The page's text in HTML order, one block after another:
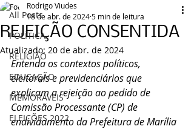
All Posts
POLÍTICA
RELIGIÃO
EDUCAÇÃO
MEMORÁVEIS
ELEIÇÕES 2022
REJEIÇÃO CONSENTIDA
Rodrigo Viudes
18 de abr. de 20245 min de leitura
Atualizado: 20 de abr. de 2024
Entenda os contextos políticos,
eleitorais e previdenciários que
explicam a rejeição ao pedido de
Comissão Processante (CP) de
endividamento da Prefeitura de Marília